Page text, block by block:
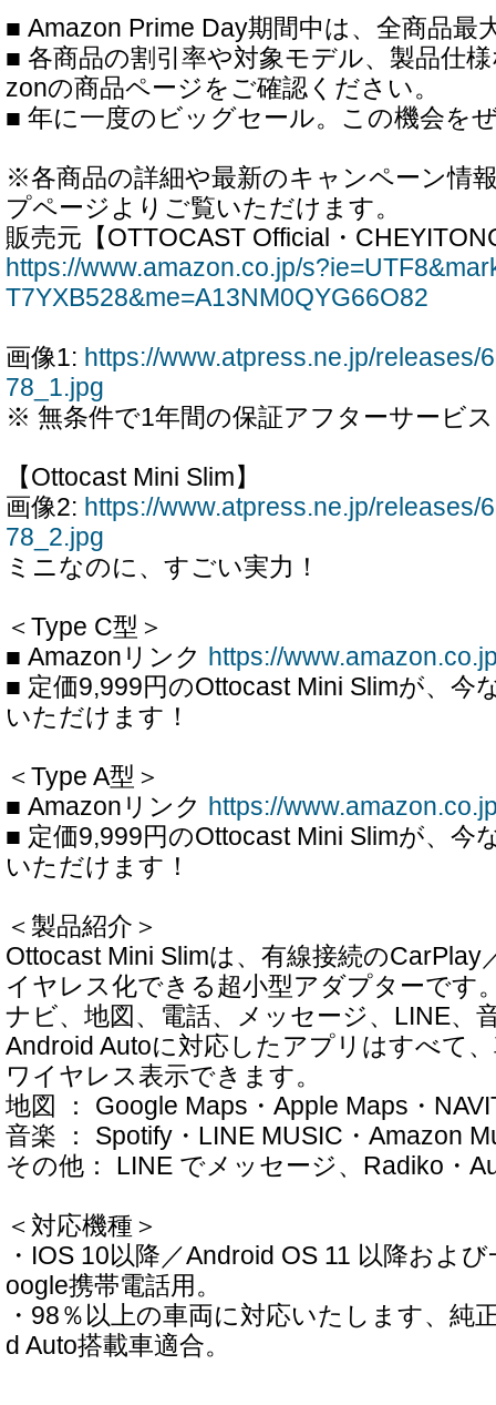
■ Amazon Prime Day期間中は、全商品最
■ 各商品の割引率や対象モデル、製品仕
zonの商品ページをご確認ください。
■ 年に一度のビッグセール。この機会を
※各商品の詳細や最新のキャンペーン情
プページよりご覧いただけます。
販売元【OTTOCAST Official・
https://www.amazon.co.jp/
T7YXB528&me=A13NM0QYG66O82
画像1: https://www.atpress.ne.jp/releases/
78_1.jpg
※ 無条件で1年間の保証アフターサービ
【Ottocast Mini Slim】
画像2: https://www.atpress.ne.jp/releases/
78_2.jpg
ミニなのに、すごい実力！
＜Type C型＞
■ Amazonリンク https://
■ 定価9,999円のOttocast Mini Slimが、今
いただけます！
＜Type A型＞
■ Amazonリンク https://
■ 定価9,999円のOttocast Mini Slimが、今
いただけます！
＜製品紹介＞
Ottocast Mini Slimは、有線接続のCarPlay
イヤレス化できる超小型アダプターです
ナビ、地図、電話、メッセージ、LINE、
Android Autoに対応したアプリはすべて
ワイヤレス表示できます。
地図 ： Google Maps・Apple Maps・
音楽 ： Spotify・LINE MUSIC・Amazon
その他： LINE でメッセージ、Radiko・
＜対応機種＞
・IOS 10以降／Android OS 11 以降およ
oogle携帯電話用。
・98％以上の車両に対応いたします、純
d Auto搭載車適合。